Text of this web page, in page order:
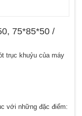
75*85*50 /
trục khuỷu của máy
với những đặc điểm: